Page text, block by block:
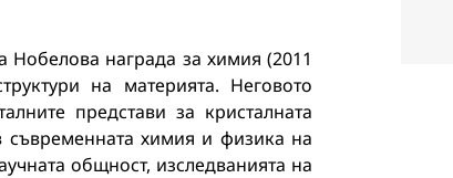
награда за химия (2011
на материята. Неговото
представи за кристалната
съвременната химия и физика на
общност, изследванията на